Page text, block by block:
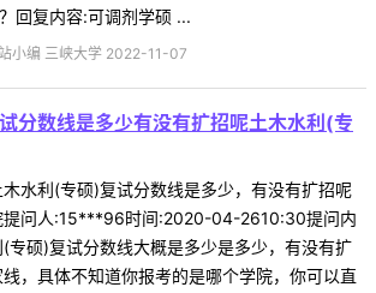
回复内容:可调剂学硕 ...
小编 三峡大学 2022-11-07
分数线是多少有没有扩招呢土木水利(专
水利(专硕)复试分数线是多少，有没有扩招呢
提问人:15***96时间:2020-04-2610:30提问内
专硕)复试分数线大概是多少是多少，有没有扩
，具体不知道你报考的是哪个学院，你可以直